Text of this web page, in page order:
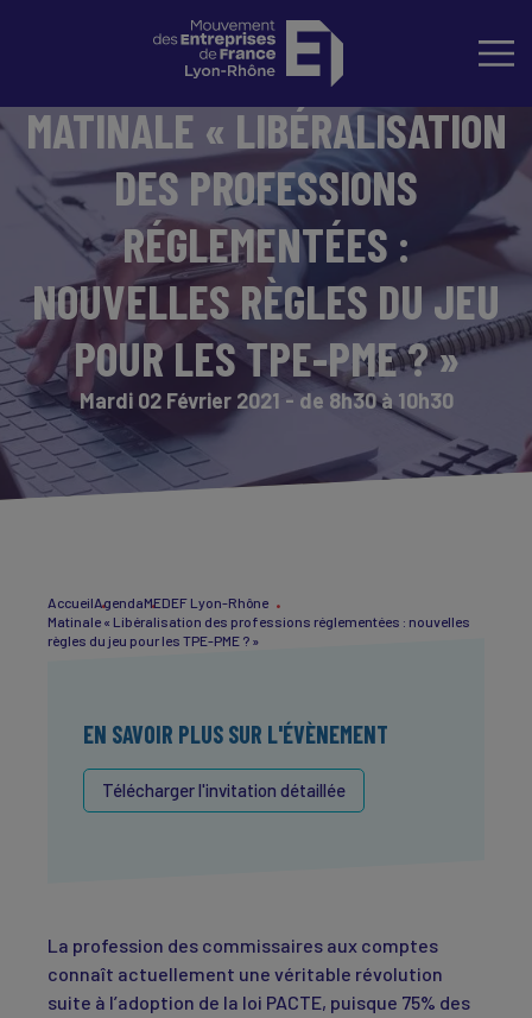
MATINALE « LIBÉRALISATION
DES PROFESSIONS
RÉGLEMENTÉES :
NOUVELLES RÈGLES DU JEU
POUR LES TPE-PME ? »
Mardi 02 Février 2021 - de 8h30 à 10h30
AccueilAgendaMEDEF Lyon-Rhône
Matinale « Libéralisation des professions réglementées : nouvelles
règles du jeu pour les TPE-PME ? »
EN SAVOIR PLUS SUR L'ÉVÈNEMENT
Télécharger l'invitation détaillée
La profession des commissaires aux comptes
connaît actuellement une véritable révolution
suite à l’adoption de la loi PACTE, puisque 75% des